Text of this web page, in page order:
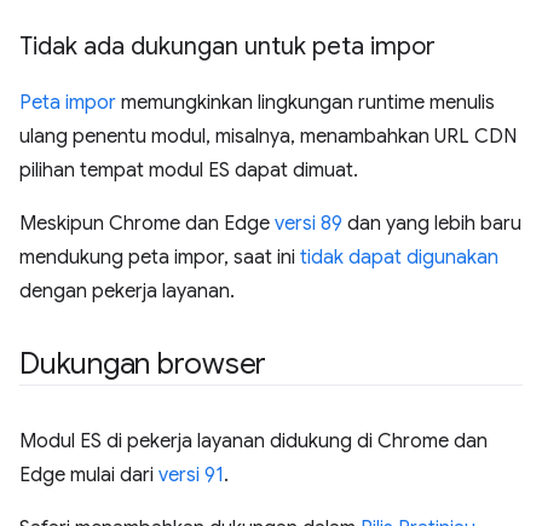
Tidak ada dukungan untuk peta impor
Peta impor memungkinkan lingkungan runtime menulis
ulang penentu modul, misalnya, menambahkan URL CDN
pilihan tempat modul ES dapat dimuat.
Meskipun Chrome dan Edge versi 89 dan yang lebih baru
mendukung peta impor, saat ini tidak dapat digunakan
dengan pekerja layanan.
Dukungan browser
Modul ES di pekerja layanan didukung di Chrome dan
Edge mulai dari versi 91.